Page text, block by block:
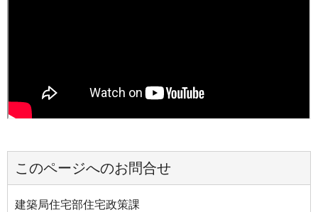
このページへのお問合せ
建築局住宅部住宅政策課